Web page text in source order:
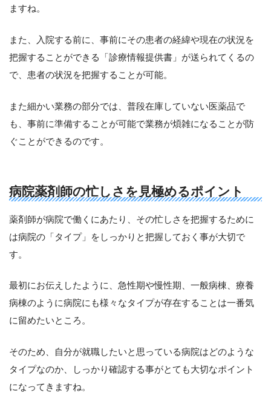
ますね。
また、入院する前に、事前にその患者の経緯や現在の状況を
把握することができる「診療情報提供書」が送られてくるの
で、患者の状況を把握することが可能。
また細かい業務の部分では、普段在庫していない医薬品で
も、事前に準備することが可能で業務が煩雑になることが防
ぐことができるのです。
病院薬剤師の忙しさを見極めるポイント
薬剤師が病院で働くにあたり、その忙しさを把握するために
は病院の「タイプ」をしっかりと把握しておく事が大切で
す。
最初にお伝えしたように、急性期や慢性期、一般病棟、療養
病棟のように病院にも様々なタイプが存在することは一番気
に留めたいところ。
そのため、自分が就職したいと思っている病院はどのような
タイプなのか、しっかり確認する事がとても大切なポイント
になってきますね。